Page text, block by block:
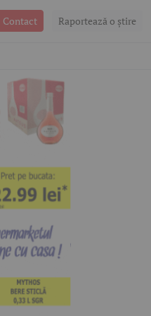
Contact Raportează o ştire